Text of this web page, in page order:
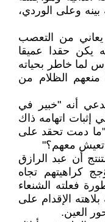
بينه وعلى الوردي،
يعاني من التعصب
يكن حقدا عميقا
لما خاطر بحياته
الظلام من
أنه "خبير في
إثبات اتهامه ذاك
"ما دمت تحقد على
تعيش معهم؟"
أن عبد الرازق
كراهيتهم تجاه
فعلته الشنعاء
الإقدام على
العين.